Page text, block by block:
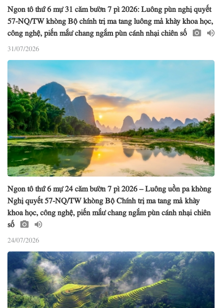
Ngon tô thứ 6 mự 31 căm bườn 7 pì 2026: Luông pùn nghị quyết
57-NQ/TW khòng Bộ chính trị ma tang luông mả khày khoa học,
công nghệ, piến mắư chang ngắm pùn cánh nhại chiên số
31/07/2026
Ngon tô thứ 6 mự 24 căm bườn 7 pì 2026 – Luông uồn pa khòng
Nghị quyết 57-NQ/TW khòng Bộ Chính trị ma tang mả khày
khoa học, công nghệ, piến mắư chang ngắm pùn cánh nhại chiên
số
24/07/2026